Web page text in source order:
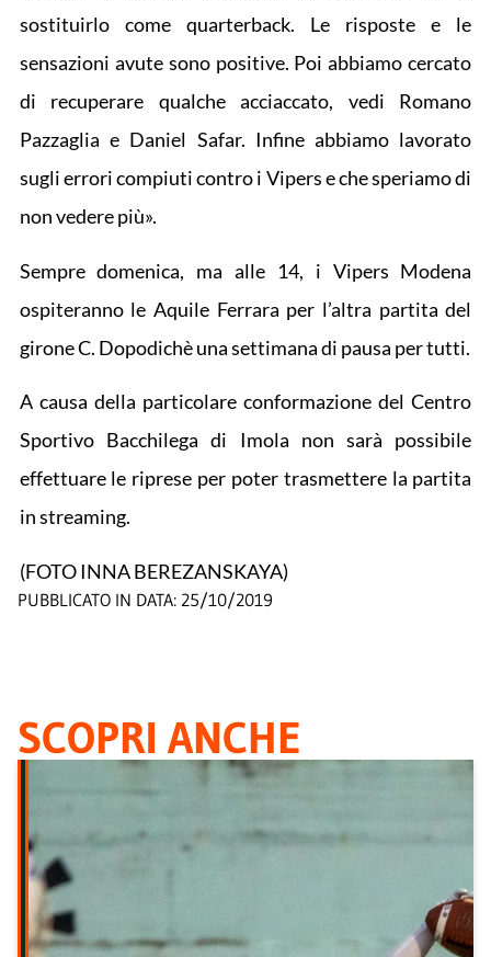
sostituirlo come quarterback. Le risposte e le
sensazioni avute sono positive. Poi abbiamo cercato
di recuperare qualche acciaccato, vedi Romano
Pazzaglia e Daniel Safar. Infine abbiamo lavorato
sugli errori compiuti contro i Vipers e che speriamo di
non vedere più».
Sempre domenica, ma alle 14, i Vipers Modena
ospiteranno le Aquile Ferrara per l’altra partita del
girone C. Dopodichè una settimana di pausa per tutti.
A causa della particolare conformazione del Centro
Sportivo Bacchilega di Imola non sarà possibile
effettuare le riprese per poter trasmettere la partita
in streaming.
(FOTO INNA BEREZANSKAYA)
PUBBLICATO IN DATA: 25/10/2019
SCOPRI ANCHE